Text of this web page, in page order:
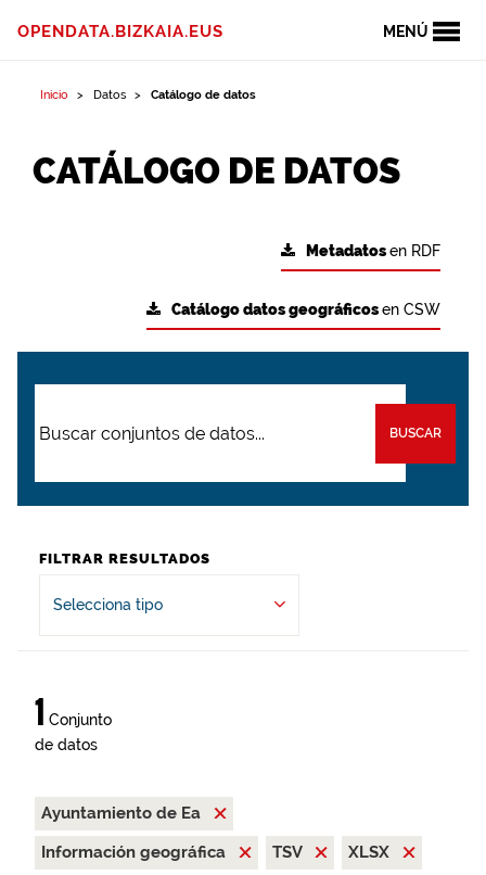
MENÚ
OPENDATA.BIZKAIA.EUS
Inicio Datos Catálogo de datos
CATÁLOGO DE DATOS
Metadatosen RDF
Catálogo datos geográficosen CSW
BUSCAR
FILTRAR RESULTADOS
Selecciona tipo
1 Conjunto
de datos
Ayuntamiento de Ea
Información geográfica
TSV
XLSX